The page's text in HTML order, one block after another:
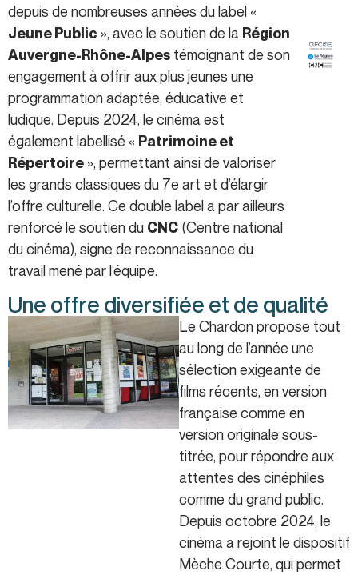
depuis de nombreuses années du label «
Jeune Public », avec le soutien de la Région
Auvergne-Rhône-Alpes témoignant de son
engagement à offrir aux plus jeunes une
programmation adaptée, éducative et
ludique. Depuis 2024, le cinéma est
également labellisé « Patrimoine et
Répertoire », permettant ainsi de valoriser
les grands classiques du 7e art et d’élargir
l’offre culturelle. Ce double label a par ailleurs
renforcé le soutien du CNC (Centre national
du cinéma), signe de reconnaissance du
travail mené par l’équipe.
Une offre diversifiée et de qualité
Le Chardon propose tout
au long de l’année une
sélection exigeante de
films récents, en version
française comme en
version originale sous-
titrée, pour répondre aux
attentes des cinéphiles
comme du grand public.
Depuis octobre 2024, le
cinéma a rejoint le dispositif
Mèche Courte, qui permet